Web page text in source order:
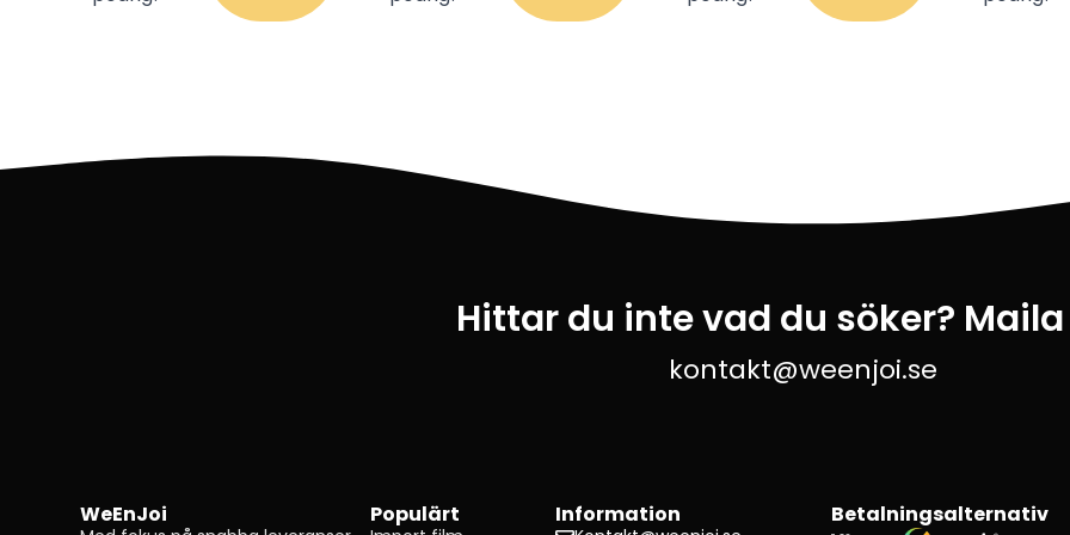
Hittar du inte vad du söker?
kontakt@weenjoi.se
WeEnJoi Populärt Information Betalningsalternativ